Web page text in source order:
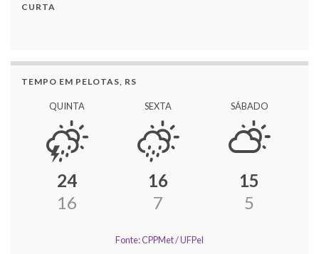
CURTA
TEMPO EM PELOTAS, RS
QUINTA
24
16
SEXTA
16
7
SÁBADO
15
5
Fonte: CPPMet / UFPel